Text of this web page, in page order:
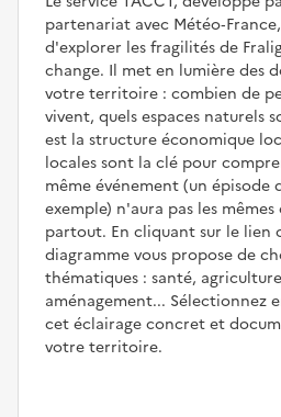
partenariat avec
d'explorer les fragilités de
change. Il met en lumière des
votre territoire : combien de
vivent, quels espaces naturels
est la structure économique
locales sont la clé pour
même événement (un épisode
exemple) n'aura pas les
partout. En cliquant sur le lien
diagramme vous propose de
thématiques : santé,
aménagement... Sélectionnez
cet éclairage concret et
votre territoire.